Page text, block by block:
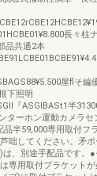
長々柱ナ
品共通2本
屋flそ編
下照明
『ASGlBASt1半
ターホン運動カメラセ
半59,000専用取付フ
咄してください。矛ポ
、別途手配品です。●
専用取付ブラケット